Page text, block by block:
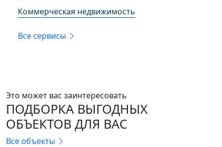
Коммерческая недвижимость
Все сервисы
Это может вас заинтересовать
ПОДБОРКА ВЫГОДНЫХ
ОБЪЕКТОВ ДЛЯ ВАС
Все объекты